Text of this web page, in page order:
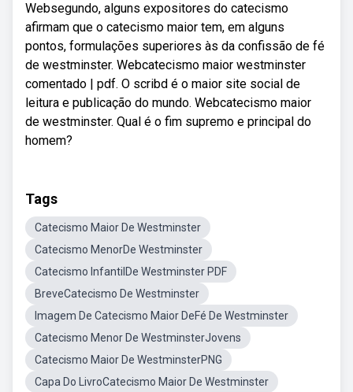
Websegundo, alguns expositores do catecismo
afirmam que o catecismo maior tem, em alguns
pontos, formulações superiores às da confissão de fé
de westminster. Webcatecismo maior westminster
comentado | pdf. O scribd é o maior site social de
leitura e publicação do mundo. Webcatecismo maior
de westminster. Qual é o fim supremo e principal do
homem?
Tags
Catecismo Maior De Westminster
Catecismo MenorDe Westminster
Catecismo InfantilDe Westminster PDF
BreveCatecismo De Westminster
Imagem De Catecismo Maior DeFé De Westminster
Catecismo Menor De WestminsterJovens
Catecismo Maior De WestminsterPNG
Capa Do LivroCatecismo Maior De Westminster